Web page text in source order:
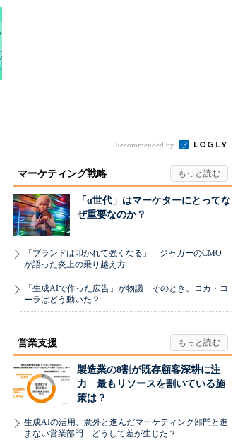
Recommended by
マーケティング戦略
「α世代」はマーケターにとってな
ぜ重要なのか？
「ブランドは叩かれて強くなる」 ジャガーのCMO
が語った炎上の乗り越え方
「生成AIで作った広告」が物議 そのとき、コカ・コ
ーラはどう動いた？
営業支援
製造業の8割が既存顧客深耕に注
力 最もリソースを割いている施
策は？
生成AIの活用、意外と進んだマーケティング部門と進
まない営業部門 どうして差が生じた？